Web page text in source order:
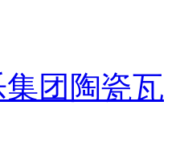
团陶瓷瓦